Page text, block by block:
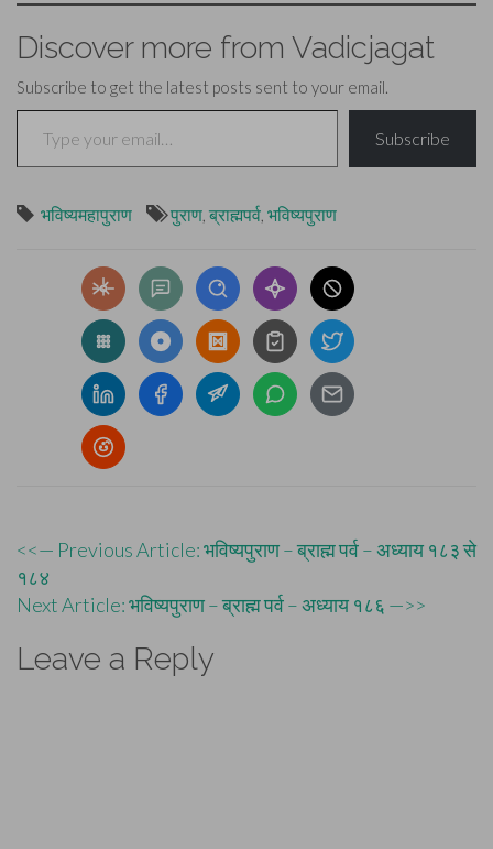
Discover more from Vadicjagat
Subscribe to get the latest posts sent to your email.
Type your email…
Subscribe
भविष्यमहापुराण पुराण, ब्राह्मपर्व, भविष्यपुराण
Post
navigation
<<— Previous Article: भविष्यपुराण – ब्राह्म पर्व – अध्याय १८३ से
१८४
Next Article: भविष्यपुराण – ब्राह्म पर्व – अध्याय १८६ —>>
Leave a Reply